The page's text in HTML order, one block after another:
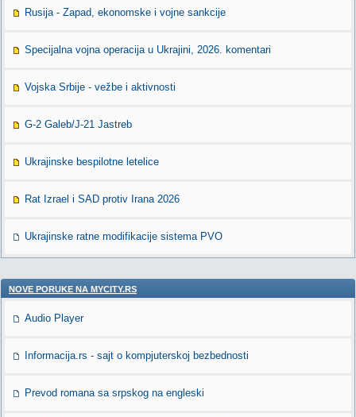
Rusija - Zapad, ekonomske i vojne sankcije
Specijalna vojna operacija u Ukrajini, 2026. komentari
Vojska Srbije - vežbe i aktivnosti
G-2 Galeb/J-21 Jastreb
Ukrajinske bespilotne letelice
Rat Izrael i SAD protiv Irana 2026
Ukrajinske ratne modifikacije sistema PVO
NOVE PORUKE NA MYCITY.RS
Audio Player
Informacija.rs - sajt o kompjuterskoj bezbednosti
Prevod romana sa srpskog na engleski